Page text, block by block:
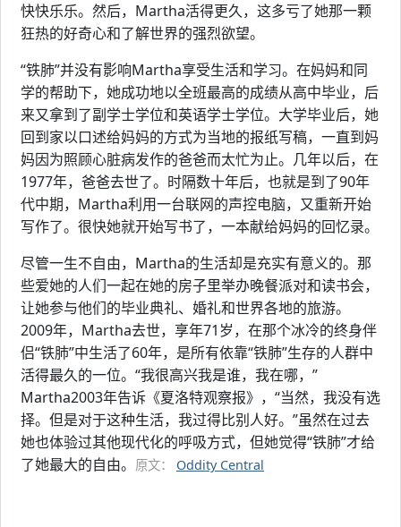
快快乐乐。然后，Martha活得更久，这多亏了她那一颗
狂热的好奇心和了解世界的强烈欲望。
“铁肺”并没有影响Martha享受生活和学习。在妈妈和同
学的帮助下，她成功地以全班最高的成绩从高中毕业，后
来又拿到了副学士学位和英语学士学位。大学毕业后，她
回到家以口述给妈妈的方式为当地的报纸写稿，一直到妈
妈因为照顾心脏病发作的爸爸而太忙为止。几年以后，在
1977年，爸爸去世了。时隔数十年后，也就是到了90年
代中期，Martha利用一台联网的声控电脑，又重新开始
写作了。很快她就开始写书了，一本献给妈妈的回忆录。
尽管一生不自由，Martha的生活却是充实有意义的。那
些爱她的人们一起在她的房子里举办晚餐派对和读书会，
让她参与他们的毕业典礼、婚礼和世界各地的旅游。
2009年，Martha去世，享年71岁，在那个冰冷的终身伴
侣“铁肺”中生活了60年，是所有依靠“铁肺”生存的人群中
活得最久的一位。“我很高兴我是谁，我在哪，”
Martha2003年告诉《夏洛特观察报》，“当然，我没有选
择。但是对于这种生活，我过得比别人好。”虽然在过去
她也体验过其他现代化的呼吸方式，但她觉得“铁肺”才给
了她最大的自由。 原文： Oddity Central